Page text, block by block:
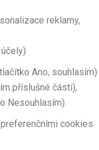
reklamy,
Ano, souhlasím)
příslušné části),
Nesouhlasím).
cookies